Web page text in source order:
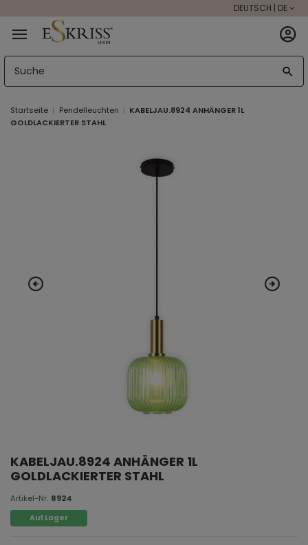
DEUTSCH | DE
Startseite Pendelleuchten
KABELJAU.8924 ANHÄNGER 1L
GOLDLACKIERTER STAHL
KABELJAU.8924 ANHÄNGER 1L
GOLDLACKIERTER STAHL
Artikel-Nr. 8924
Auf Lager